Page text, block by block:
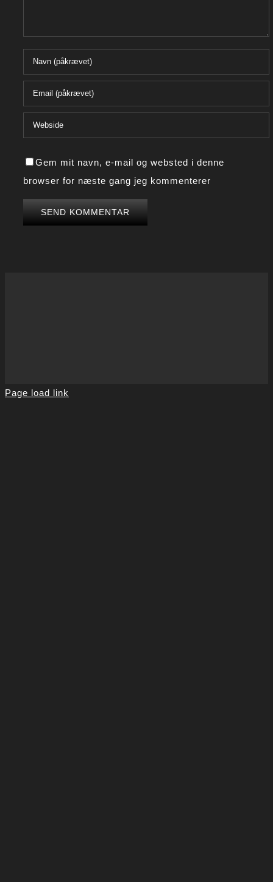
Gem mit navn, e-mail og websted i denne
browser for næste gang jeg kommenterer
Page load link